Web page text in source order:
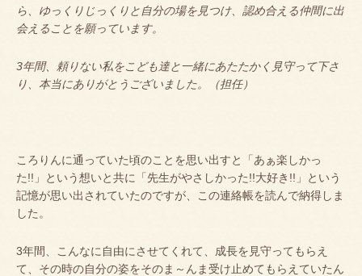
ら、ゆっくりじっくりと自分の場を見つけ、認め合える仲間に出
会えることを願っています。
3年間、頼りない私をこども達と一緒にあたたかく見守って下さ
り、本当にありがとうございました。（担任）
ころりんに通っていた頃のことを思い出すと「あぁ楽しかっ
た!! 」という想いと共に「先生がやさしかった!!大好き !! 」という
記憶が思い出されていたのですが、この連絡帳を読んで納得しま
した。
3年間、こんなに自由にさせてくれて、成長を見守ってもらえ
て、その時の自分の姿をそのま～んま受け止めてもらえていたん